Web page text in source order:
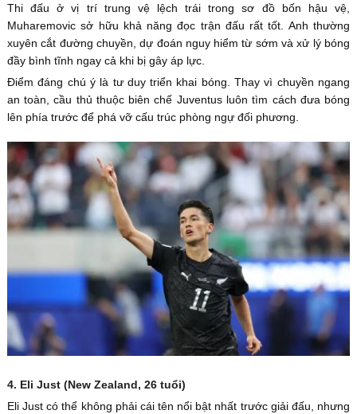
Thi đấu ở vị trí trung vệ lệch trái trong sơ đồ bốn hậu vệ,
Muharemovic sở hữu khả năng đọc trận đấu rất tốt. Anh thường
xuyên cắt đường chuyền, dự đoán nguy hiểm từ sớm và xử lý bóng
đầy bình tĩnh ngay cả khi bị gây áp lực.
Điểm đáng chú ý là tư duy triển khai bóng. Thay vì chuyền ngang
an toàn, cầu thủ thuộc biên chế Juventus luôn tìm cách đưa bóng
lên phía trước để phá vỡ cấu trúc phòng ngự đối phương.
4. Eli Just (New Zealand, 26 tuổi)
Eli Just có thể không phải cái tên nổi bật nhất trước giải đấu, nhưng